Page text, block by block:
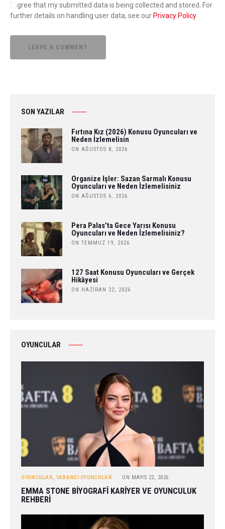
I agree that my submitted data is being collected and stored. For
further details on handling user data, see ourPrivacy Policy
SON YAZILAR
Fırtına Kız (2026) Konusu Oyuncuları ve
Neden İzlemelisin
ON AĞUSTOS 8, 2026
Organize İşler: Sazan Sarmalı Konusu
Oyuncuları ve Neden İzlemelisiniz
ON AĞUSTOS 6, 2026
Pera Palas’ta Gece Yarısı Konusu
Oyuncuları ve Neden İzlemelisiniz?
ON TEMMUZ 19, 2026
127 Saat Konusu Oyuncuları ve Gerçek
Hikâyesi
ON HAZIRAN 22, 2026
OYUNCULAR
OYUNCULAR, YABANCI OYUNCULAR ON MAYIS 22, 2026
EMMA STONE BIYOGRAFI KARIYER VE OYUNCULUK
REHBERI